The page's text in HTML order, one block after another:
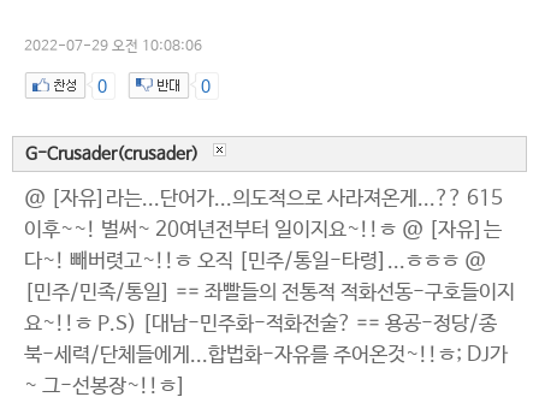
2022-07-29 오전 10:08:06
0 0
G-Crusader(crusader)
@ [자유]라는...단어가...의도적으로 사라져온게...?? 615
이후~~! 벌써~ 20여년전부터 일이지요~!!ㅎ @ [자유]는
다~! 빼버렷고~!!ㅎ 오직 [민주/통일-타령]...ㅎㅎㅎ @
[민주/민족/통일] == 좌빨들의 전통적 적화선동-구호들이지
요~!!ㅎ P.S) [대남-민주화-적화전술? == 용공-정당/종
북-세력/단체들에게...합법화-자유를 주어온것~!!ㅎ; DJ가
~ 그-선봉장~!!ㅎ]